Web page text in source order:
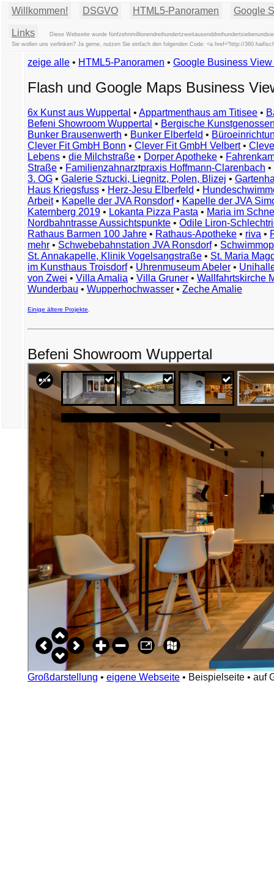
Willkommen! DSGVO HTML5-Panoramen Google
Links
Diese Webseite wurde
Sie wollen uns verlinken? Ja gerne, nutzen Sie einfach den folgenden Code: <a href="http://
zeige alle • HTML5-Panoramen • Google Business
Flash und Google Maps Business
6x Kunst aus Wuppertal • Appartmenthaus am Titisee •
Befeni Showroom Wuppertal • Bergische
Bunker Brausenwerth • Bunker Elberfeld •
Clever Fit GmbH Bonn • Clever Fit GmbH Velbert•
Lebens • die Milchstraße • Dorper Apotheke •
Straße • Familienzahnarztpraxis Hoffmann-Clarenbach •
3. OG • Galerie Sztucki, Liegnitz, Polen, Blizej •
Haus Kriegsfuss • Herz-Jesu Elberfeld •
Arbeit• Kapelle der JVA Ronsdorf• Kapelle der JVA
Katernberg 2019 • Lokanta Pizza Pasta • Maria im
Nordbahntrasse Aussichtspunkte • Odile Liron-
Rathaus Barmen 100 Jahre • Rathaus-Apotheke • riva •
mehr • Schwebebahnstation JVA Ronsdorf•
St. Annakapelle, Klinik Vogelsangstraße • St. Maria
im Kunsthaus Troisdorf• Uhrenmuseum Abeler •
von Zwei • Villa Amalia • Villa Gruner • Wallfahrtskirche
Wunderbau • Wupperhochwasser • Zeche Amalie
Einige ältere Projekte
Befeni Showroom Wuppertal
Großdarstellung • eigene Webseite • Beispielseite • auf